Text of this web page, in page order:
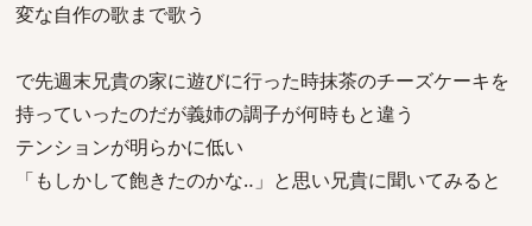
変な自作の歌まで歌う
で先週末兄貴の家に遊びに行った時抹茶のチーズケーキを
持っていったのだが義姉の調子が何時もと違う
テンションが明らかに低い
「もしかして飽きたのかな‥」と思い兄貴に聞いてみると